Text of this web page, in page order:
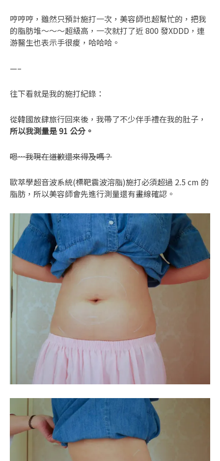
哼哼哼，雖然只預計施打一次，美容師也超幫忙的，把我
的脂肪堆～～～超級高，一次就打了近 800 發XDDD，連
游醫生也表示手很痠，哈哈哈。
—–
往下看就是我的施打紀錄：
從韓國放肆旅行回來後，我帶了不少伴手禮在我的肚子，
所以我測量是 91 公分。
嗯…我現在道歉還來得及嗎？
歐萃學超音波系統(標靶震波溶脂)施打必須超過 2.5 cm 的
脂肪，所以美容師會先進行測量還有畫線確認。